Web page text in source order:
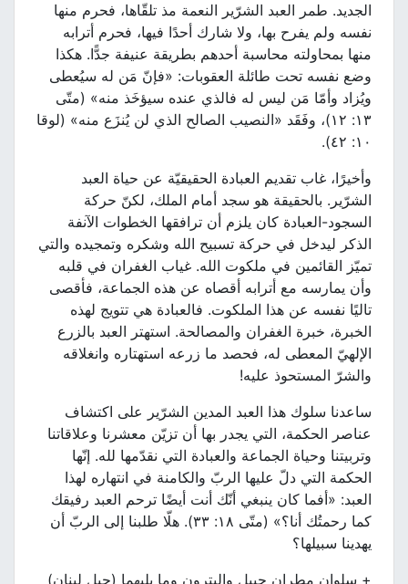
الجديد. طمر العبد الشرّير النعمة مذ تلقّاها، فحرم منها
نفسه ولم يفرح بها، ولا شارك أحدًا فيها، فحرم أترابه
منها بمحاولته محاسبة أحدهم بطريقة عنيفة جدًّا. هكذا
وضع نفسه تحت طائلة العقوبات: «فإنّ مَن له سيُعطى
ويُزاد وأمّا مَن ليس له فالذي عنده سيؤخَذ منه» (متّى
١٣: ١٢)، وفَقَد «النصيب الصالح الذي لن يُنزَع منه» (لوقا
وأخيرًا، غاب تقديم العبادة الحقيقيّة عن حياة العبد
الشرّير. بالحقيقة هو سجد أمام الملك، لكنّ حركة
السجود-العبادة كان يلزم أن ترافقها الخطوات الآنفة
الذكر ليدخل في حركة تسبيح الله وشكره وتمجيده والتي
تميّز القائمين في ملكوت الله. غياب الغفران في قلبه
وأن يمارسه مع أترابه أقصاه عن هذه الجماعة، فأقصى
تاليًا نفسه عن هذا الملكوت. فالعبادة هي تتويج لهذه
الخبرة، خبرة الغفران والمصالحة. استهتر العبد بالزرع
الإلهيّ المعطى له، فحصد ما زرعه استهتاره وانغلاقه
والشرّ المستحوذ عليه!
ساعدنا سلوك هذا العبد المدين الشرّير على اكتشاف
عناصر الحكمة، التي يجدر بها أن تزيّن معشرنا وعلاقاتنا
وتربيتنا وحياة الجماعة والعبادة التي نقدّمها لله. إنّها
الحكمة التي دلّ عليها الربّ والكامنة في انتهاره لهذا
العبد: «أفما كان ينبغي أنّك أنت أيضًا ترحم العبد رفيقك
كما رحمتُك أنا؟» (متّى ١٨: ٣٣). هلّا طلبنا إلى الربّ أن
يهدينا سبيلها؟
+ سلوان مطران جبيل والبترون وما يليهما (جبل لبنان)